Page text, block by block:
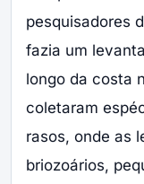
pesquisadores
fazia um
longo da costa
coletaram
rasos, onde as
briozoários,